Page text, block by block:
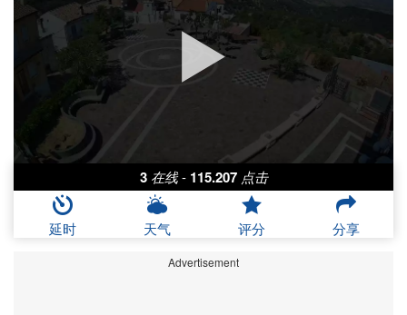
3 在线 - 115.207 点击
延时 天气 评分 分享
Advertisement